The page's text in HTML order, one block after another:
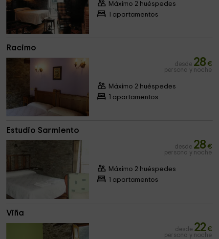
Máximo 2 huéspedes
1 apartamentos
Racimo
desde 28 €
persona y noche
Máximo 2 huéspedes
1 apartamentos
Estudio Sarmiento
desde 28 €
persona y noche
Máximo 2 huéspedes
1 apartamentos
Viña
desde 22 €
persona y noche